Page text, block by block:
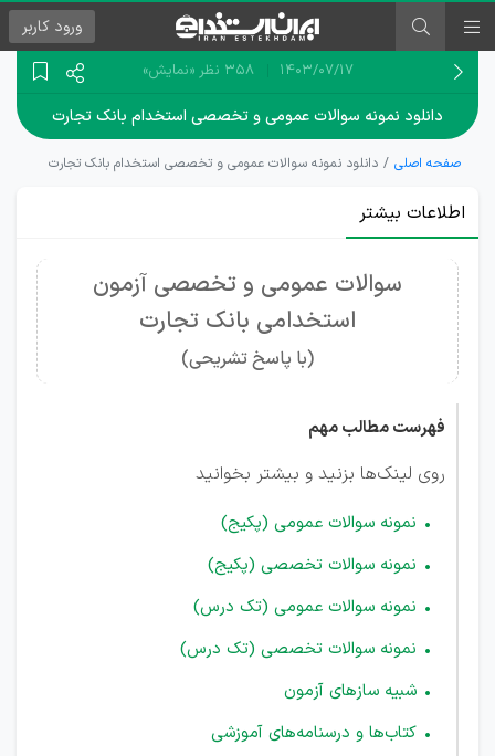
ورود کاربر
۱۴۰۳/۰۷/۱۷ 358 نظر «نمایش»
دانلود نمونه سوالات عمومی و تخصصی استخدام بانک تجارت
صفحه اصلی دانلود نمونه سوالات عمومی و تخصصی استخدام بانک تجارت
اطلاعات بیشتر
سوالات عمومی و تخصصی آزمون
استخدامی بانک تجارت
(با پاسخ تشریحی)
فهرست مطالب مهم
روی لینک‌ها بزنید و بیشتر بخوانید
نمونه سوالات عمومی (پکیج)
نمونه سوالات تخصصی (پکیج)
نمونه سوالات عمومی (تک درس)
نمونه سوالات تخصصی (تک درس)
شبیه سازهای آزمون
کتاب‌ها و درسنامه‌های آموزشی